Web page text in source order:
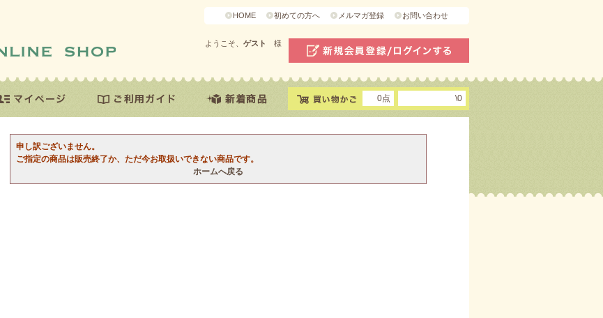
HOME 初めての方へ メルマガ登録 お問い合わせ
ようこそ、 ゲスト 様
0点 \0
申し訳ございません。
ご指定の商品は販売終了か、ただ今お取扱いできない商品です。
ホームへ戻る